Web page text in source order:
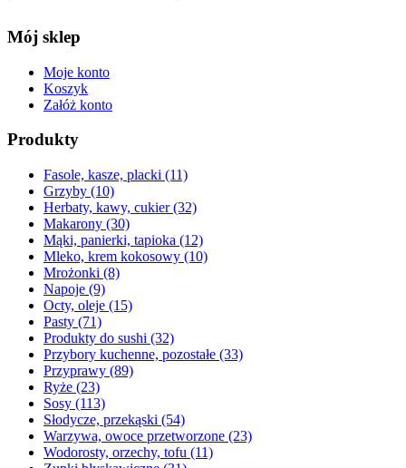
Mój sklep
Moje konto
Koszyk
Załóż konto
Produkty
Fasole, kasze, placki (11)
Grzyby (10)
Herbaty, kawy, cukier(32)
Makarony (30)
Mąki, panierki, tapioka (12)
Mleko, krem kokosowy (10)
Mrożonki (8)
Napoje (9)
Octy, oleje (15)
Pasty (71)
Produkty do sushi (32)
Przybory kuchenne, pozostałe (33)
Przyprawy (89)
Ryże (23)
Sosy (113)
Słodycze, przekąski (54)
Warzywa, owoce przetworzone (23)
Wodorosty, orzechy, tofu (11)